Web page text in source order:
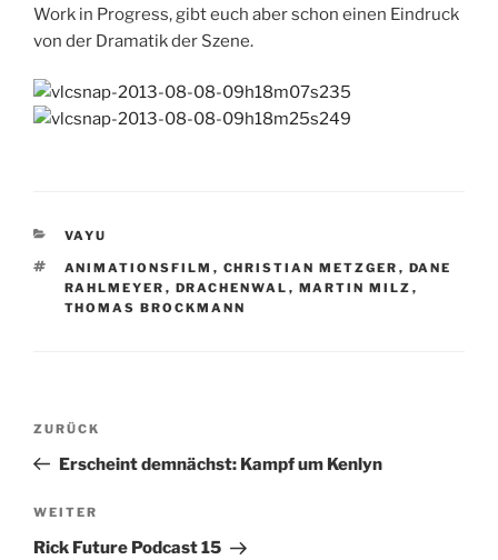
Work in Progress, gibt euch aber schon einen Eindruck
von der Dramatik der Szene.
KATEGORIEN
VAYU
SCHLAGWÖRTER
ANIMATIONSFILM , CHRISTIAN METZGER , DANE
RAHLMEYER , DRACHENWAL , MARTIN MILZ ,
THOMAS BROCKMANN
Beitragsnavigation
Vorheriger
Beitrag
ZURÜCK
Erscheint demnächst: Kampf um Kenlyn
Nächster
Beitrag
WEITER
Rick Future Podcast 15